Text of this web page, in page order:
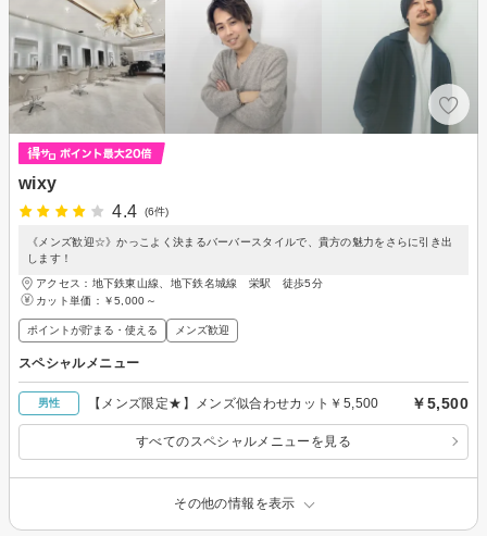
wixy
4.4
(6件)
《メンズ歓迎☆》かっこよく決まるバーバースタイルで、貴方の魅力をさらに引き出
します！
アクセス：地下鉄東山線、地下鉄名城線 栄駅 徒歩5分
カット単価： ￥5,000～
ポイントが貯まる・使える メンズ歓迎
スペシャルメニュー
男性 【メンズ限定★】メンズ似合わせカット￥5,500 ￥5,500
すべてのスペシャルメニューを見る
その他の情報を表示